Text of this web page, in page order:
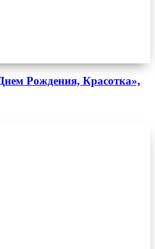
Рождения, Красотка»,